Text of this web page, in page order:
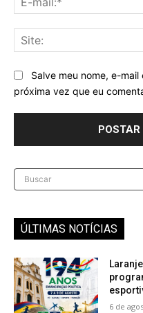
Salve meu nome, e-
próxima vez que eu
Buscar
ÚLTIMAS NOTÍCIAS
6 de